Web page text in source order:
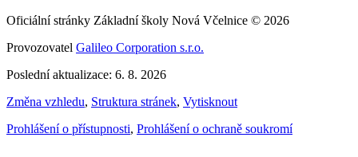
Oficiální stránky Základní školy Nová Včelnice © 2026
Provozovatel Galileo Corporation s.r.o.
Poslední aktualizace: 6. 8. 2026
Změna vzhledu, Struktura stránek, Vytisknout
Prohlášení o přístupnosti, Prohlášení o ochraně soukromí